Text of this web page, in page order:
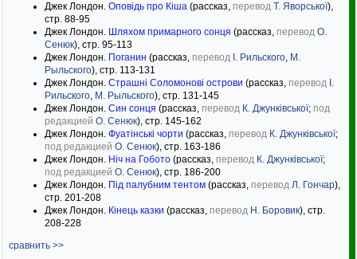
Джек Лондон. Оповідь про Кіша (рассказ, перевод Т. Яворської),
стр. 88-95
Джек Лондон. Шляхом примарного сонця (рассказ, перевод О.
Сенюк), стр. 95-113
Джек Лондон. Поганин (рассказ, перевод І. Рильского, М.
Рыльского), стр. 113-131
Джек Лондон. Страшні Соломонові острови (рассказ, перевод І.
Рильского, М. Рыльского), стр. 131-145
Джек Лондон. Син сонця (рассказ, перевод К. Джунківської; под
редакцией О. Сенюк), стр. 145-162
Джек Лондон. Фуатінські чорти (рассказ, перевод К. Джунківської;
под редакцией О. Сенюк), стр. 163-186
Джек Лондон. Ніч на Гобото (рассказ, перевод К. Джунківської;
под редакцией О. Сенюк), стр. 186-200
Джек Лондон. Під палубним тентом (рассказ, перевод Л. Гончар),
стр. 201-208
Джек Лондон. Кінець казки (рассказ, перевод Н. Боровик), стр.
208-228
сравнить >>